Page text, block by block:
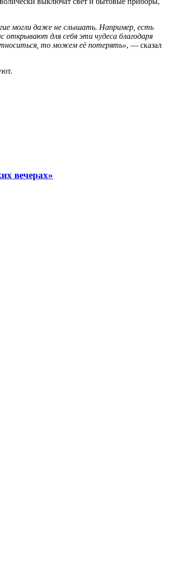
могли даже не слышать. Например, есть
открывают для себя эти чудеса благодаря
то можем её потерять», — сказал
вечерах»